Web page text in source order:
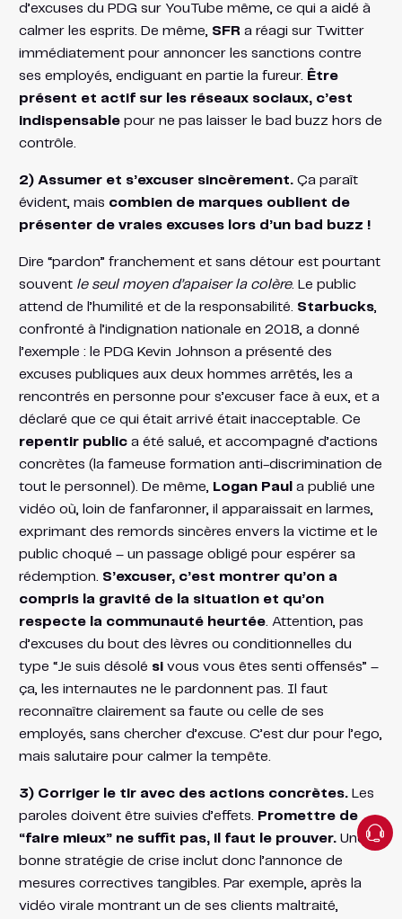
d’excuses du PDG sur YouTube même, ce qui a aidé à
calmer les esprits​. De même, SFR a réagi sur Twitter
immédiatement pour annoncer les sanctions contre
ses employés, endiguant en partie la fureur. Être
présent et actif sur les réseaux sociaux, c’est
indispensablepour ne pas laisser le bad buzz hors de
contrôle​.
2) Assumer et s’excuser sincèrement.Ça paraît
évident, mais combien de marques oublient de
présenter de vraies excuses lors d’un bad buzz !​
Dire “pardon” franchement et sans détour est pourtant
souvent le seul moyen d’apaiser la colère. Le public
attend de l’humilité et de la responsabilité. Starbucks,
confronté à l’indignation nationale en 2018, a donné
l’exemple : le PDG Kevin Johnson a présenté des
excuses publiques aux deux hommes arrêtés, les a
rencontrés en personne pour s’excuser face à eux, et a
déclaré que ce qui était arrivé était inacceptable. Ce
repentir publica été salué, et accompagné d’actions
concrètes (la fameuse formation anti-discrimination de
tout le personnel). De même,
Logan Paul a publié une
vidéo où, loin de fanfaronner, il apparaissait en larmes,
exprimant des remords sincères envers la victime et le
public choqué – un passage obligé pour espérer sa
rédemption. S’excuser, c’est montrer qu’on a
compris la gravité de la situation et qu’on
respecte la communauté heurtée. Attention, pas
d’excuses du bout des lèvres ou conditionnelles du
type “Je suis désolé si vous vous êtes senti offensés” –
ça, les internautes ne le pardonnent pas. Il faut
reconnaître clairement sa faute ou celle de ses
employés, sans chercher d’excuse. C’est dur pour l’ego,
mais salutaire pour calmer la tempête.
3) Corriger le tir avec des actions concrètes.Les
paroles doivent être suivies d’effets.
Promettre de
“faire mieux” ne suffit pas, il faut le prouver.Une
bonne stratégie de crise inclut donc l’annonce de
mesures correctives tangibles. Par exemple, après la
vidéo virale montrant un de ses clients maltraité,